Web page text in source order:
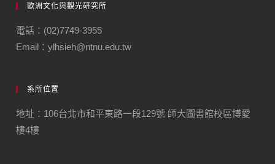
歐洲文化與觀光研究所
電話：(02)7749-3955
Email：ylhsieh@ntnu.edu.tw
系所位置
地址：106台北市和平東路一段129號 師大圖書館校區博愛
樓4樓